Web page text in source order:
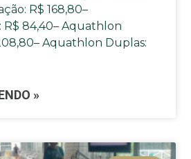
R$ 168,80–
R$ 84,40– Aquathlon
Aquathlon Duplas:
»